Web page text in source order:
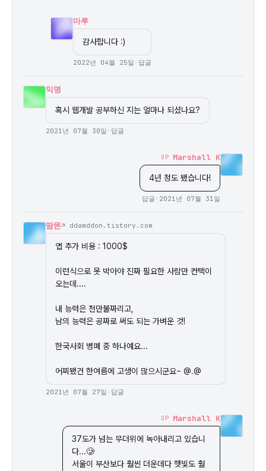
마루
감사합니다 :)
2022년 04월 25일 · 답글
익명
혹시 웹개발 공부하신 지는 얼마나 되셨나요?
2021년 07월 30일 · 답글
Marshall K
OP
4년 정도 됐습니다!
2021년 07월 31일
·
답글
땀똔↗ ddamddon.tistory.com
앱 추가 비용 : 1000$
이런식으로 못 박아야 진짜 필요한 사람만 컨택이
오는데....
내 능력은 천만불짜리고,
남의 능력은 공짜로 써도 되는 가벼운 것!
한국사회 병폐 중 하나예요...
어찌됐건 한여름에 고생이 많으시군요~ @.@
2021년 07월 27일 · 답글
Marshall K
OP
37도가 넘는 무더위에 녹아내리고 있습니
다...🥲
서울이 부산보다 훨씬 더운데다 햇빛도 훨